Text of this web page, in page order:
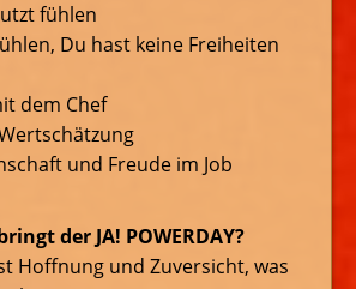
fühlen
Du hast keine Freiheiten
dem Chef
und Freude im Job
der JA! POWERDAY?
Hoffnung und Zuversicht, was